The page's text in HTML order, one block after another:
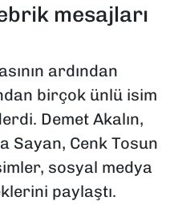
mesajları
ardından
birçok ünlü isim
Demet Akalın,
Sayan, Cenk Tosun
sosyal medya
paylaştı.